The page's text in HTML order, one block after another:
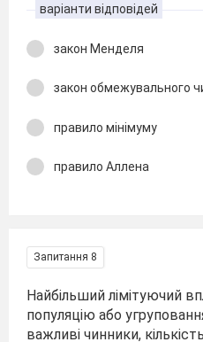
варіанти відповідей
закон Менделя
закон обмежувального
правило мінімуму
правило Аллена
Запитання 8
Найбільший лімітуючий
популяцію або
важливі чинники,